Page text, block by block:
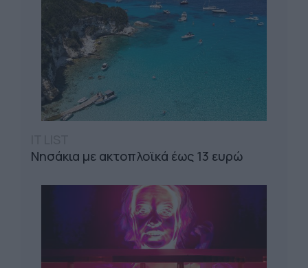
Νησάκια με ακτοπλοϊκά έως 13 ευρώ